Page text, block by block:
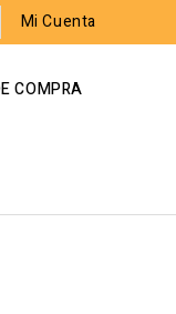
Mi Cuenta
COMPRA